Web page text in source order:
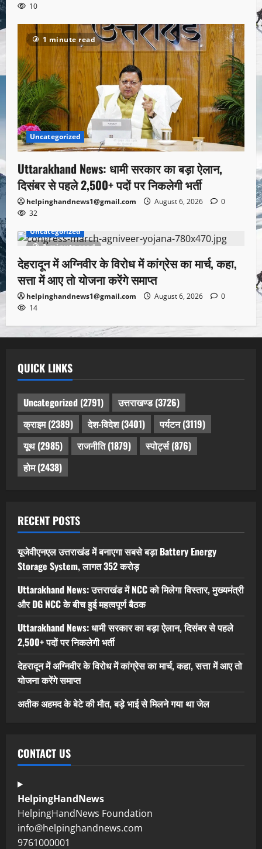
10
1 minute read
Uncategorized
Uttarakhand News: धामी सरकार का बड़ा ऐलान,
दिसंबर से पहले 2,500+ पदों पर निकलेगी भर्ती
helpinghandnews1@gmail.com August 6, 2026
0
32
1 minute read
Uncategorized
देहरादून में अग्निवीर के विरोध में कांग्रेस का मार्च, कहा,
सत्ता में आए तो योजना करेंगे समाप्त
helpinghandnews1@gmail.com August 6, 2026
0
14
QUICK LINKS
Uncategorized (2791) उत्तराखण्ड(3726)
क्राइम(2389) देश-विदेश(3401) पर्यटन(3119)
यूथ(2985) राजनीति(1879) स्पोर्ट्स(876)
होम(2438)
RECENT POSTS
यूजेवीएनएल उत्तराखंड में बनाएगा सबसे बड़ा Battery Energy
Storage System, लागत 352 करोड़
Uttarakhand News: उत्तराखंड में NCC को मिलेगा विस्तार, मुख्यमंत्री
और DG NCC के बीच हुई महत्वपूर्ण बैठक
Uttarakhand News: धामी सरकार का बड़ा ऐलान, दिसंबर से पहले
2,500+ पदों पर निकलेगी भर्ती
देहरादून में अग्निवीर के विरोध में कांग्रेस का मार्च, कहा, सत्ता में आए तो
योजना करेंगे समाप्त
अतीक अहमद के बेटे की मौत, बड़े भाई से मिलने गया था जेल
CONTACT US
HelpingHandNews
HelpingHandNews Foundation
info@helpinghandnews.com
9761000001